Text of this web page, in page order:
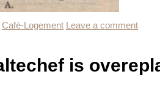
Café-Logement Leave a comment
is